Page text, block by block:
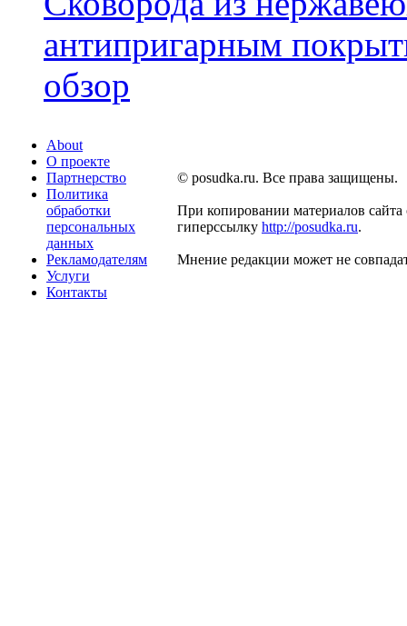
антипригарным
обзор
About
О проекте
Партнерство
Политика
обработки
персональных
данных
Рекламодателям
Услуги
Контакты
© posudka.ru. Все права защищены.
При копировании материалов сайта
гиперссылку http://posudka.ru.
Мнение редакции может не